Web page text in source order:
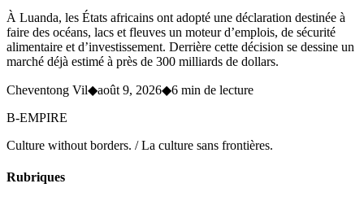
À Luanda, les États africains ont adopté une déclaration destinée à
faire des océans, lacs et fleuves un moteur d’emplois, de sécurité
alimentaire et d’investissement. Derrière cette décision se dessine un
marché déjà estimé à près de 300 milliards de dollars.
Cheventong Vil◆août 9, 2026◆6 min de lecture
B-EMPIRE
Culture without borders. / La culture sans frontières.
Rubriques